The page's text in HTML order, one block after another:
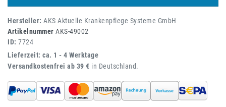
Hersteller: AKS Aktuelle Krankenpflege Systeme GmbH
Artikelnummer AKS-49002
ID: 7724
Lieferzeit: ca. 1 - 4 Werktage
Versandkostenfrei ab 39 € in Deutschland.